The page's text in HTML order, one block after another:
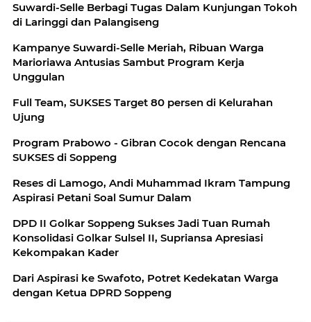
Suwardi-Selle Berbagi Tugas Dalam Kunjungan Tokoh
di Laringgi dan Palangiseng
Kampanye Suwardi-Selle Meriah, Ribuan Warga
Marioriawa Antusias Sambut Program Kerja
Unggulan
Full Team, SUKSES Target 80 persen di Kelurahan
Ujung
Program Prabowo - Gibran Cocok dengan Rencana
SUKSES di Soppeng
Reses di Lamogo, Andi Muhammad Ikram Tampung
Aspirasi Petani Soal Sumur Dalam
DPD II Golkar Soppeng Sukses Jadi Tuan Rumah
Konsolidasi Golkar Sulsel II, Supriansa Apresiasi
Kekompakan Kader
Dari Aspirasi ke Swafoto, Potret Kedekatan Warga
dengan Ketua DPRD Soppeng